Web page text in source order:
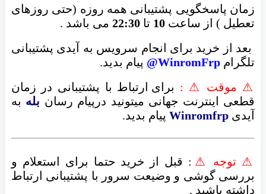
زمان پاسخگویی پشتیبانی همه روزه (حتی روزهای
تعطیل ) از ساعت 10 تا 22:30می باشد .
بعد از خرید برای انجام سرویس به آیدی پشتیبانی
تلگرام WinromFrp@
پیام بدید.
⚠ موقت ⚠ : برای ارتباط با پشتیبانی در زمان
قطعی اینترنت جهانی میتونید درپیام رسان بله به
آیدی Winromfrp پیام بدید.
⚠ توجه ⚠ : قبل از خرید حتما برای استعلام و
بررسی گوشی و وضیعت سرور با پشتیبانی ارتباط
داشته باشید .